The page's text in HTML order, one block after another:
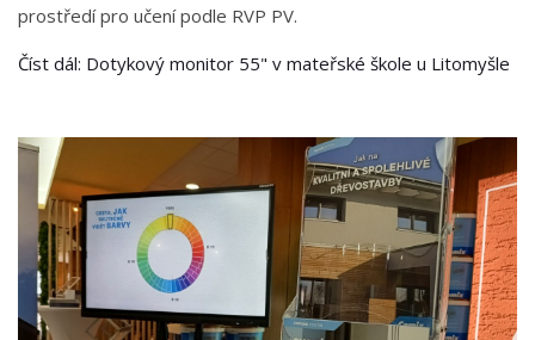
prostředí pro učení podle RVP PV.
Číst dál: Dotykový monitor 55" v mateřské škole u Litomyšle